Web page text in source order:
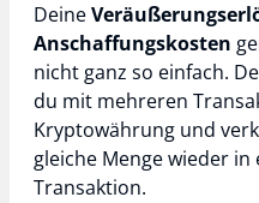
Deine
Anschaffungskosten
nicht ganz so einfach.
du mit mehreren
Kryptowährung und
gleiche Menge wieder
Transaktion.